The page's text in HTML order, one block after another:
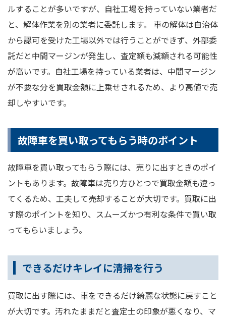
ルすることが多いですが、自社工場を持っていない業者だ
と、解体作業を別の業者に委託します。 車の解体は自治体
から認可を受けた工場以外では行うことができず、外部委
託だと中間マージンが発生し、査定額も減額される可能性
が高いです。自社工場を持っている業者は、中間マージン
が不要な分を買取金額に上乗せされるため、より高値で売
却しやすいです。
故障車を買い取ってもらう時のポイント
故障車を買い取ってもらう際には、売りに出すときのポイ
ントもあります。故障車は売り方ひとつで買取金額も違っ
てくるため、工夫して売却することが大切です。買取に出
す際のポイントを知り、スムーズかつ有利な条件で買い取
ってもらいましょう。
できるだけキレイに清掃を行う
買取に出す際には、車をできるだけ綺麗な状態に戻すこと
が大切です。汚れたままだと査定士の印象が悪くなり、マ